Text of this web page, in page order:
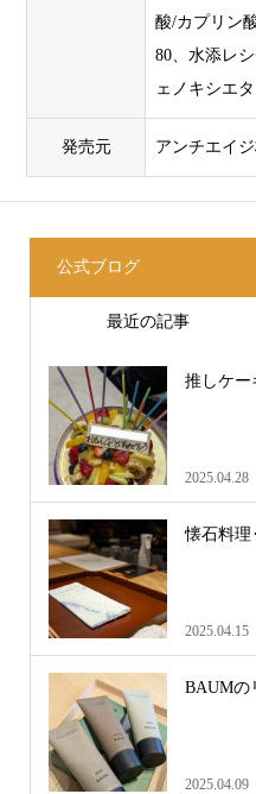
酸/カプリン
80、水添レ
ェノキシエ
発売元 アンチエイ
公式ブログ
最近の記事
推しケー
2025.04.28
懐石料
2025.04.15
BAUMの
2025.04.09